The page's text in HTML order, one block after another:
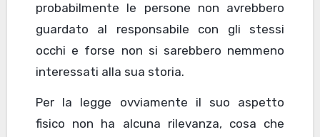
probabilmente le persone non avrebbero
guardato al responsabile con gli stessi
occhi e forse non si sarebbero nemmeno
interessati alla sua storia.
Per la legge ovviamente il suo aspetto
fisico non ha alcuna rilevanza, cosa che